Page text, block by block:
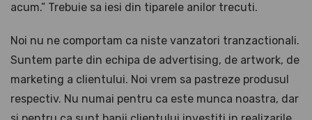
acum.” Trebuie sa iesi din tiparele anilor trecuti.
Noi nu ne comportam ca niste vanzatori tranzactionali.
Suntem parte din echipa de advertising, de artwork, de
marketing a clientului. Noi vrem sa pastreze produsul
respectiv. Nu numai pentru ca este munca noastra, dar